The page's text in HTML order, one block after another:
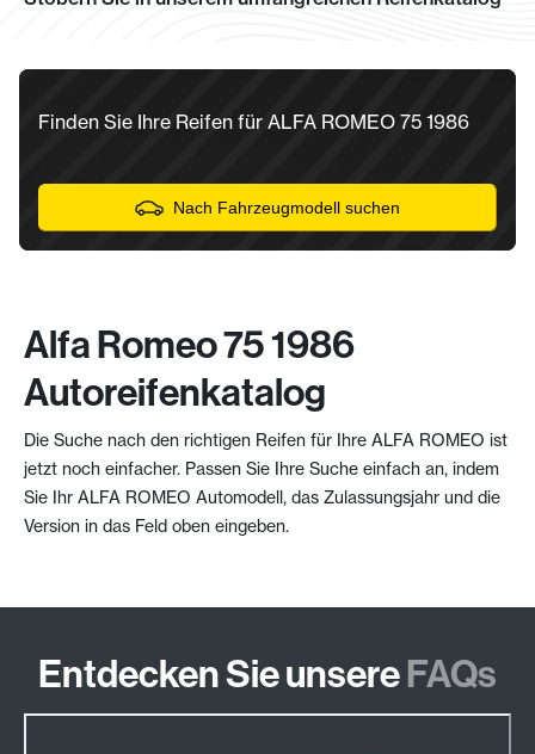
Finden Sie Ihre Reifen für ALFA ROMEO 75 1986
Nach Fahrzeugmodell suchen
Alfa Romeo 75 1986
Autoreifenkatalog
Die Suche nach den richtigen Reifen für Ihre ALFA ROMEO ist
jetzt noch einfacher. Passen Sie Ihre Suche einfach an, indem
Sie Ihr ALFA ROMEO Automodell, das Zulassungsjahr und die
Version in das Feld oben eingeben.
Entdecken Sie unsereFAQs